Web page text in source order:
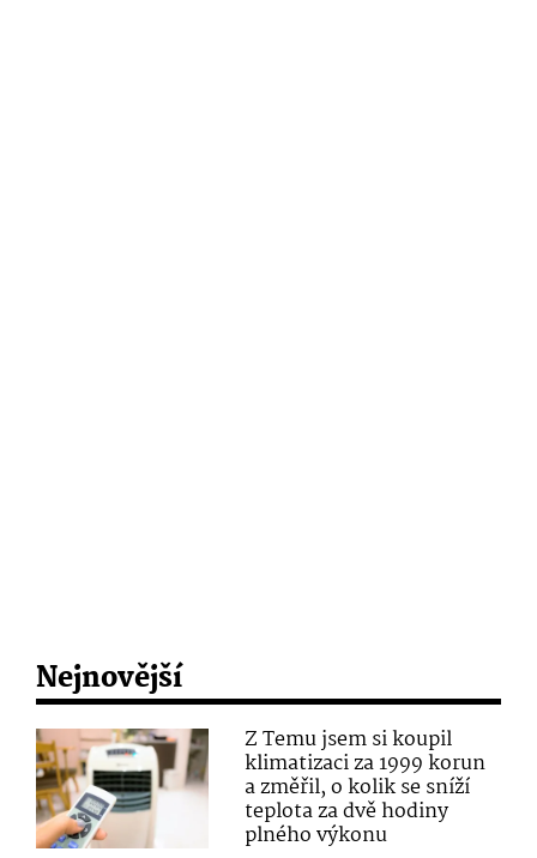
Nejnovější
Z Temu jsem si koupil
klimatizaci za 1999 korun
a změřil, o kolik se sníží
teplota za dvě hodiny
plného výkonu